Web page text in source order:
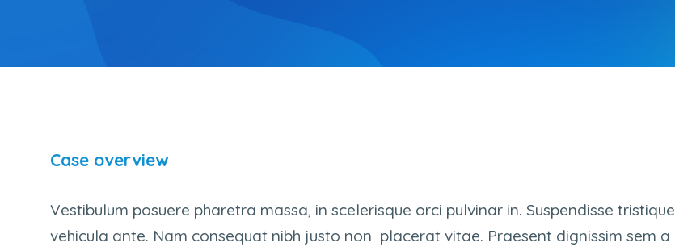
Case overview
Vestibulum posuere pharetra massa, in scelerisque orci pulvinar in. Suspendisse tristique
vehicula ante. Nam consequat nibh justo non placerat vitae. Praesent dignissim sem a